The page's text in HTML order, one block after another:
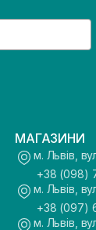
МАГАЗИНИ
м. Львів,
+38 (098)
м. Львів,
+38 (097)
м. Львів,